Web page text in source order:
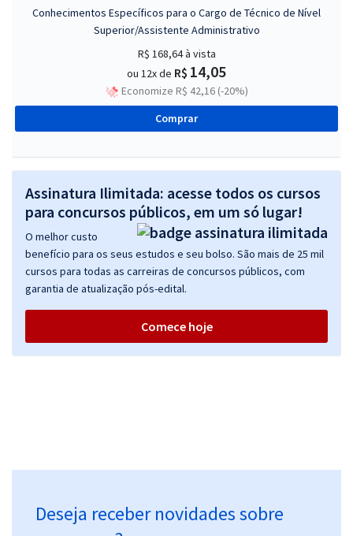
Conhecimentos Específicos para o Cargo de Técnico de Nível
Superior/Assistente Administrativo
R$ 168,64à vista
ou 12x de R$ 14,05
Economize R$ 42,16 (-20%)
Comprar
Assinatura Ilimitada: acesse todos os cursos
para concursos públicos, em um só lugar!
O melhor custo
benefício para os seus estudos e seu bolso. São mais de 25 mil
cursos para todas as carreiras de concursos públicos, com
garantia de atualização pós-edital.
Comece hoje
Deseja receber novidades sobre